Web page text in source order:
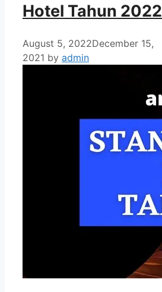
Hotel Tahun 2022
August 5, 2022December 15,
2021 by admin